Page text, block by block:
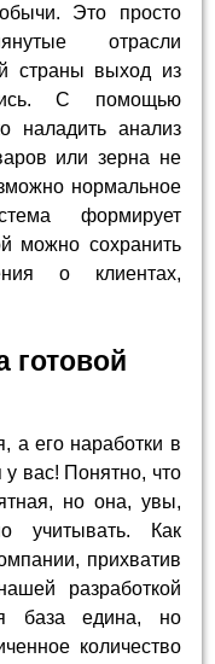
Это просто
отрасли
страны выход из
С помощью
наладить анализ
или зерна не
нормальное
формирует
можно сохранить
о клиентах,
готовой
а его наработки в
у вас! Понятно, что
но она, увы,
учитывать. Как
прихватив
разработкой
база едина, но
количество